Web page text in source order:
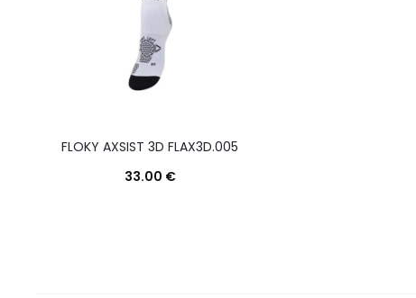
FLOKY AXSIST 3D FLAX3D.005
33.00 €